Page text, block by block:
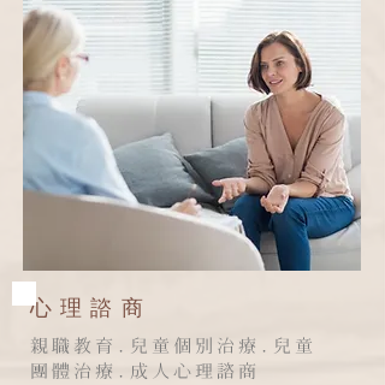
​心理諮商
親職教育.兒童個別治療.兒童
團體治療.成人心理諮商